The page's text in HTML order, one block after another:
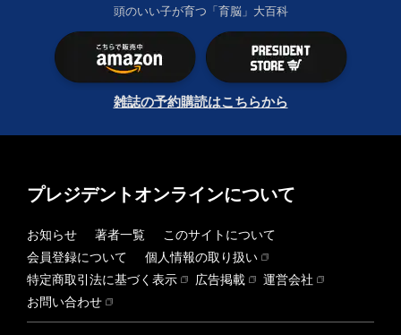
頭のいい子が育つ「育脳」大百科
雑誌の予約購読はこちらから
プレジデントオンラインについて
お知らせ 著者一覧
このサイトについて
会員登録について
個人情報の取り扱い
特定商取引法に基づく表示
広告掲載
運営会社
お問い合わせ